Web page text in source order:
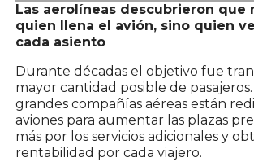
Las aerolíneas descubrieron que
quien llena el avión, sino quien
cada asiento
Durante décadas el objetivo fue
mayor cantidad posible de
grandes compañías aéreas están
aviones para aumentar las plazas
más por los servicios adicionales y
rentabilidad por cada viajero.